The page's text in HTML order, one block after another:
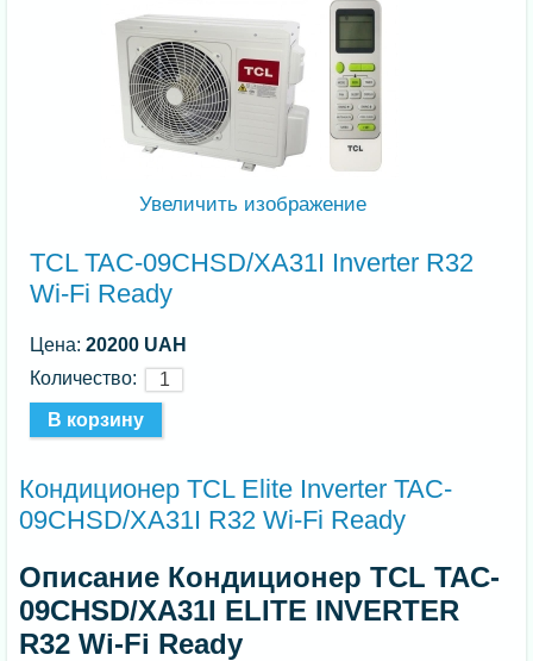
Увеличить изображение
TCL TAC-09CHSD/XA31I Inverter R32
Wi-Fi Ready
Цена:20200 UAH
Количество:
Кондиционер TCL Elite Inverter TAC-
09CHSD/XA31I R32 Wi-Fi Ready
Описание Кондиционер TCL TAC-
09CHSD/XA31I ELITE INVERTER
R32 Wi-Fi Ready